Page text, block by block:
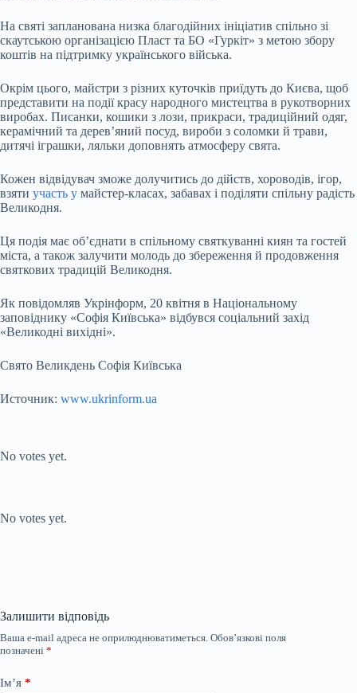
На святі запланована низка благодійних ініціатив спільно зі
скаутською організацією Пласт та БО «Гуркіт» з метою збору
коштів на підтримку українського війська.
Окрім цього, майстри з різних куточків приїдуть до Києва, щоб
представити на події красу народного мистецтва в рукотворних
виробах. Писанки, кошики з лози, прикраси, традиційний одяг,
керамічний та дерев’яний посуд, вироби з соломки й трави,
дитячі іграшки, ляльки доповнять атмосферу свята.
Кожен відвідувач зможе долучитись до дійств, хороводів, ігор,
взяти участь у майстер-класах, забавах і поділяти спільну радість
Великодня.
Ця подія має об’єднати в спільному святкуванні киян та гостей
міста, а також залучити молодь до збереження й продовження
святкових традицій Великодня.
Як повідомляв Укрінформ, 20 квітня в Національному
заповіднику «Софія Київська» відбувся соціальний захід
«Великодні вихідні».
Свято Великдень Софія Київська
Источник: www.ukrinform.ua
No votes yet.
No votes yet.
Залишити відповідь
Ваша e-mail адреса не оприлюднюватиметься. Обов’язкові поля
позначені *
Ім’я *